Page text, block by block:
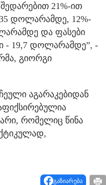
21%-ით
35 დოლარამდე, 12%-
და ფასები
- 19,7 დოლარამდე”, -
გიორგი
აგარაკებიდან
რომელიც წინა
გაზიარება